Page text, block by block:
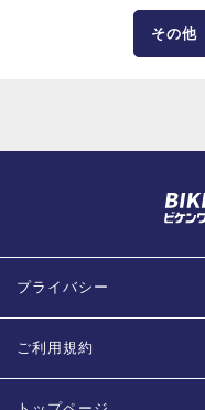
その他
プライバシー
ご利用規約